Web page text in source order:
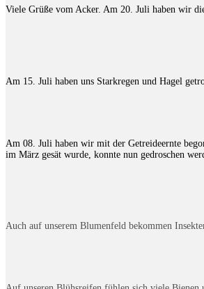
Viele Grüße vom Acker. Am 20. Juli haben wir
Am 15. Juli haben uns Starkregen und Hagel
Am 08. Juli haben wir mit der Getreideernte
im März gesät wurde, konnte nun gedroschen
Auch auf unserem Blumenfeld bekommen